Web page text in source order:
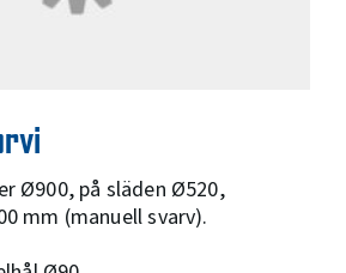
Ø900, på släden Ø520,
mm (manuell svarv).